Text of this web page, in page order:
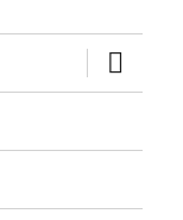
öffnen